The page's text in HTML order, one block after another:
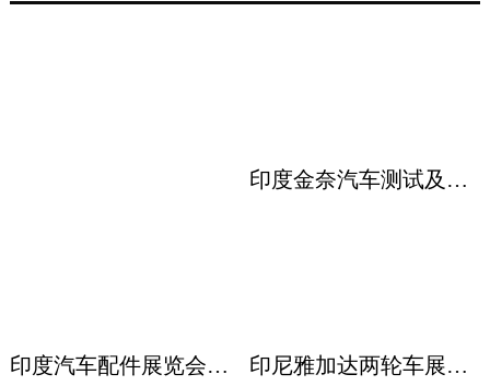
印度汽车配件展览会ACMA
印度金奈汽车测试及质量监控展览会 Automotive Testing Expo
印尼雅加达两轮车展览会 INABIKE